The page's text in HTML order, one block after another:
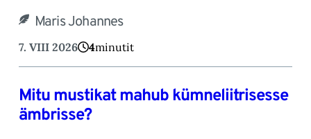
Maris Johannes
7. VIII 2026 4minutit
Mitu mustikat mahub kümneliitrisesse
ämbrisse?